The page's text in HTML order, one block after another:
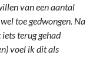
van een aantal
toe gedwongen. Na
terug gehad
voel ik dit als